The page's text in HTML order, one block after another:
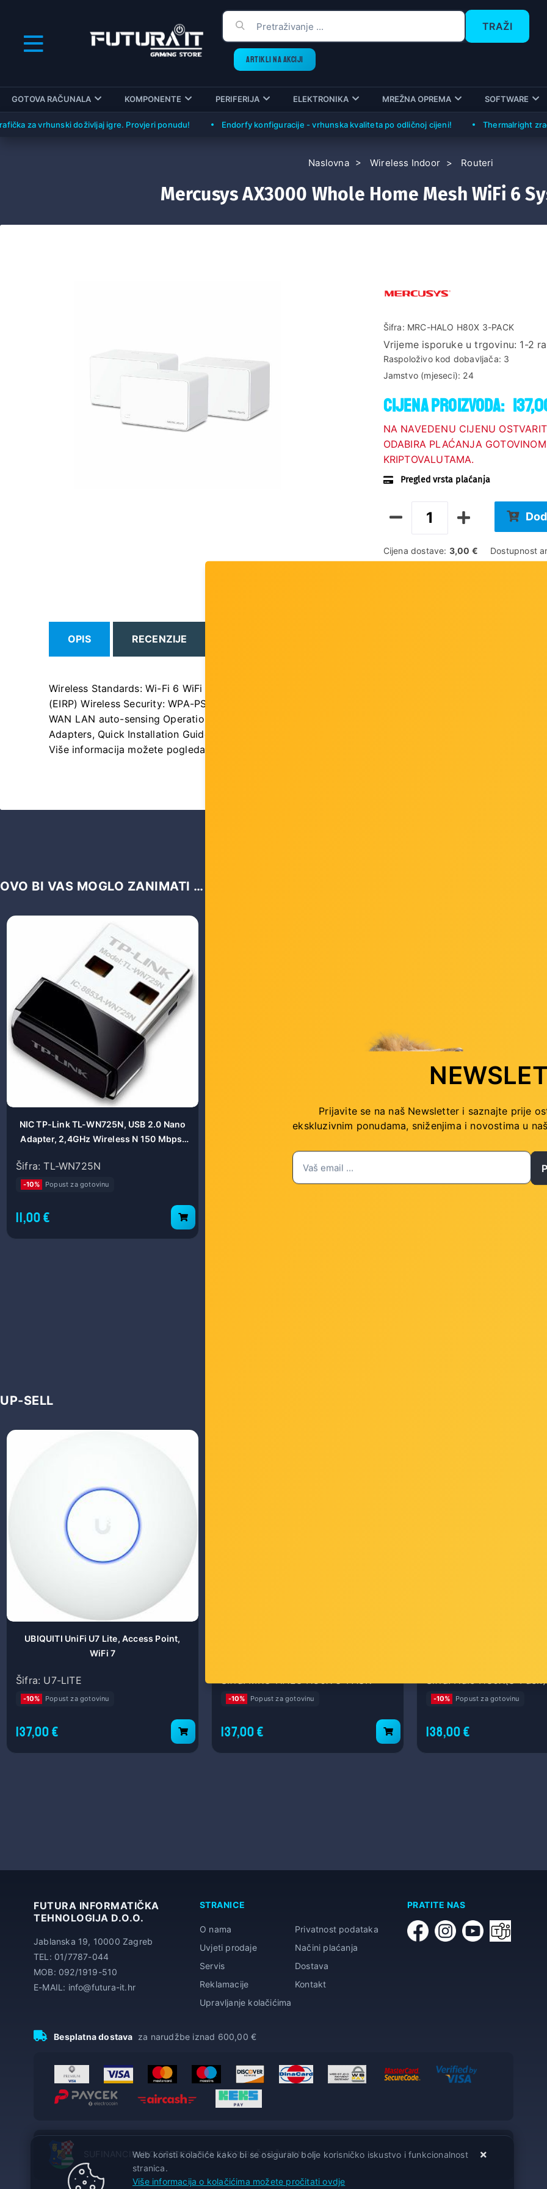
TRAŽI
ARTIKLI NA AKCIJI
GOTOVA RAČUNALA KOMPONENTE PERIFERIJA ELEKTRONIKA MREŽNA OPREMA SOFTWARE
za vrhunski doživljaj igre. Provjeri ponudu! Endorfy konfiguracije - vrhunska kvaliteta po odličnoj cijeni! Thermalright zračni
Naslovna Wireless Indoor Routeri
Mercusys AX3000 Whole Home Mesh WiFi 6
Šifra: MRC-HALO H80X 3-PACK
Vrijeme isporuke u trgovinu: 1-2
Raspoloživo kod dobavljača: 3
Jamstvo (mjeseci): 24
Cijena proizvoda:
NA NAVEDENU CIJENU
ODABIRA PLAĆANJA
KRIPTOVALUTAMA.
Pregled vrsta plaćanja
Cijena dostave: 3,00 € Dostupnost
OPIS RECENZIJE
Wireless Standards: Wi-Fi 6 WiFi Speeds: 2402 Mbps on 5 GHz, 574 Mbps on 2.4 GHz Transmission
(EIRP) Wireless Security: WPA-PSK WPA2-PSK WPA3 Mesh protocol: 802.11k v r Dimensions: 128 81
WAN LAN auto-sensing Operation Mode: Router, Access Point Quality of Service Package Contents: 3
Adapters, Quick Installation Guide
Više informacija možete pogledati
OVO BI VAS MOGLO ZANIMATI …
NIC TP-Link TL-WN725N, USB 2.0 Nano
Adapter, 2,4GHz Wireless N 150 Mbps,
18.6x15x7.1mm
Šifra: TL-WN725N
-10% Popust za gotovinu
11,00 €
TP-Link 5-Port 10 100Mbps Desktop
Šifra: TPL-LS105LP
Popust za gotovinu
TP-Link 4G 300 Mbps
Šifra: TPL-TL-MR100-
-10% Popust za gotovinu
UP-SELL
UBIQUITI UniFi U7 Lite, Access Point,
WiFi 7
Šifra: U7-LITE
-10% Popust za gotovinu
137,00 €
-10% Popust za gotovinu
137,00 €
802.11ax/n/b/g 2.4
802.11ax/ac/n/a 5 GHz,
-10% Popust za gotovinu
138,00 €
FUTURA INFORMATIČKA
TEHNOLOGIJA D.O.O.
Jablanska 19, 10000 Zagreb
TEL: 01/7787-044
MOB: 092/1919-510
E-MAIL: info@futura-it.hr
STRANICE
O nama
Privatnost podataka
Uvjeti prodaje
Načini plaćanja
Servis
Dostava
Reklamacije
Kontakt
Upravljanje kolačićima
PRATITE NAS
Besplatna dostava za narudžbe iznad 600,00 €
SUFINANCIRANO SREDSTVIMA ZAGREBAČKE ŽUPANIJE
Prijavite se na naš Newsletter i saznajte prije
ekskluzivnim ponudama, sniženjima i novostima u
Web koristi kolačiće kako bi se osiguralo bolje korisničko iskustvo i funkcionalnost
stranica.
Više informacija o kolačićima možete pročitati ovdje